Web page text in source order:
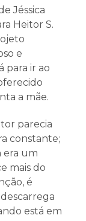
Jéssica
Heitor S.
e
para ir ao
a mãe.
parecia
constante;
era um
mais do
é
está em